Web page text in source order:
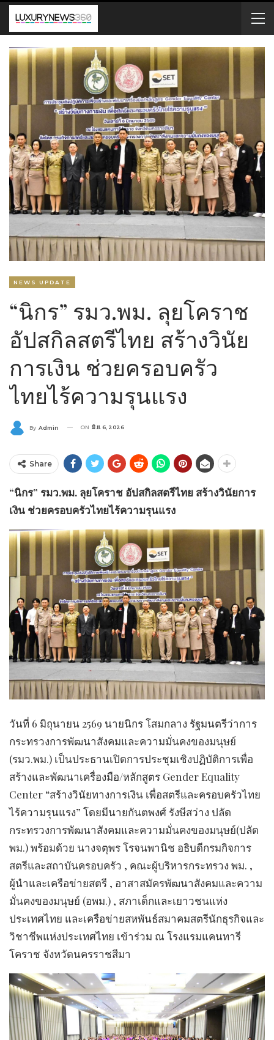
NEWS UPDATE
“นิกร” รมว.พม. ลุยโคราช
อัปสกิลสตรีไทย สร้างวินัย
การเงิน ช่วยครอบครัว
ไทยไร้ความรุนแรง
By Admin ON มิ.ย. 6, 2026
Share
“นิกร” รมว.พม. ลุยโคราช อัปสกิลสตรีไทย สร้างวินัยการ
เงิน ช่วยครอบครัวไทยไร้ความรุนแรง
วันที่ 6 มิถุนายน 2569 นายนิกร โสมกลาง รัฐมนตรีว่าการ
กระทรวงการพัฒนาสังคมและความมั่นคงของมนุษย์
(รมว.พม.) เป็นประธานเปิดการประชุมเชิงปฏิบัติการเพื่อ
สร้างและพัฒนาเครื่องมือ/หลักสูตร Gender Equality
Center “สร้างวินัยทางการเงิน เพื่อสตรีและครอบครัวไทย
ไร้ความรุนแรง” โดยมีนายกันตพงศ์ รังษีสว่าง ปลัด
กระทรวงการพัฒนาสังคมและความมั่นคงของมนุษย์(ปลัด
พม.) พร้อมด้วย นางจตุพร โรจนพานิช อธิบดีกรมกิจการ
สตรีและสถาบันครอบครัว , คณะผู้บริหารกระทรวง พม. ,
ผู้นำและเครือข่ายสตรี , อาสาสมัครพัฒนาสังคมและความ
มั่นคงของมนุษย์ (อพม.) , สภาเด็กและเยาวชนแห่ง
ประเทศไทย และเครือข่ายสหพันธ์สมาคมสตรีนักธุรกิจและ
วิชาชีพแห่งประเทศไทย เข้าร่วม ณ โรงแรมแคนทารี
โคราช จังหวัดนครราชสีมา